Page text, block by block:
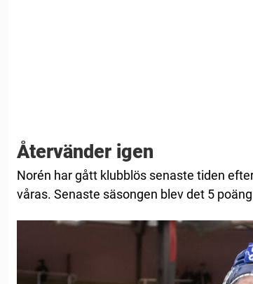
Återvänder igen
Norén har gått klubblös senaste tiden
våras. Senaste säsongen blev det 5